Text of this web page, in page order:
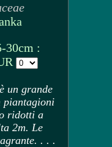
30cm :
un grande
piantagioni
ridotti a
2m. Le
. . .